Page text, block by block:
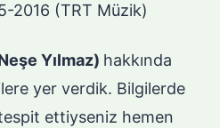
2016 (TRT Müzik)
Yılmaz) hakkında
yer verdik. Bilgilerde
ettiyseniz hemen